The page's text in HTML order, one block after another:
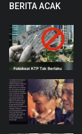
BERITA ACAK